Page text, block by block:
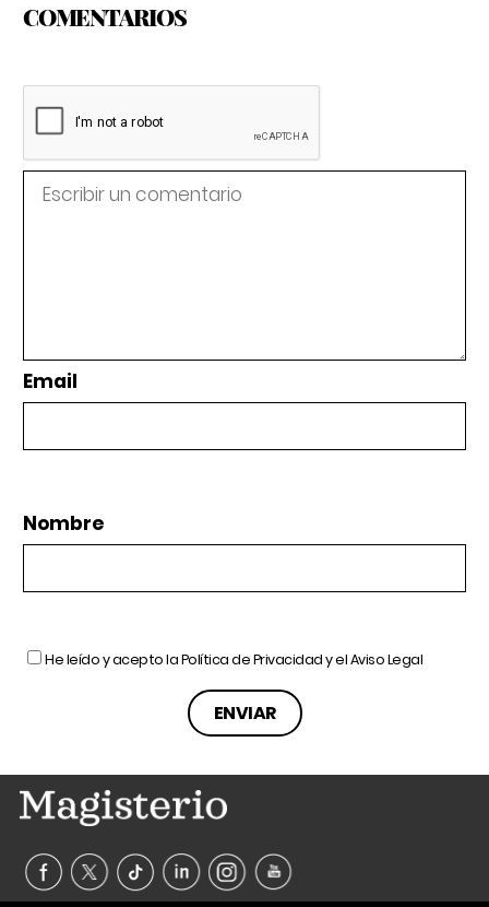
COMENTARIOS
Email
Nombre
He leído y acepto laPolítica de Privacidady elAviso Legal